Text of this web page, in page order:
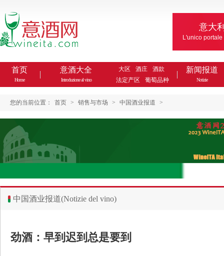
意大
L'unico
首页
Home
意酒大全
Introduzione al vino
大区 酒庄
酒款
法定产区
葡萄品种
新闻报道
Notizie
您的当前位置： 首页 > 销售与市场 > 中国酒业报道 >
中国酒业报道(Notizie del vino)
劲酒：早到迟到总是要到